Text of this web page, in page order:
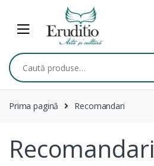
navigation
content
Caută
după:
Prima pagină Recomandari
Recomandari